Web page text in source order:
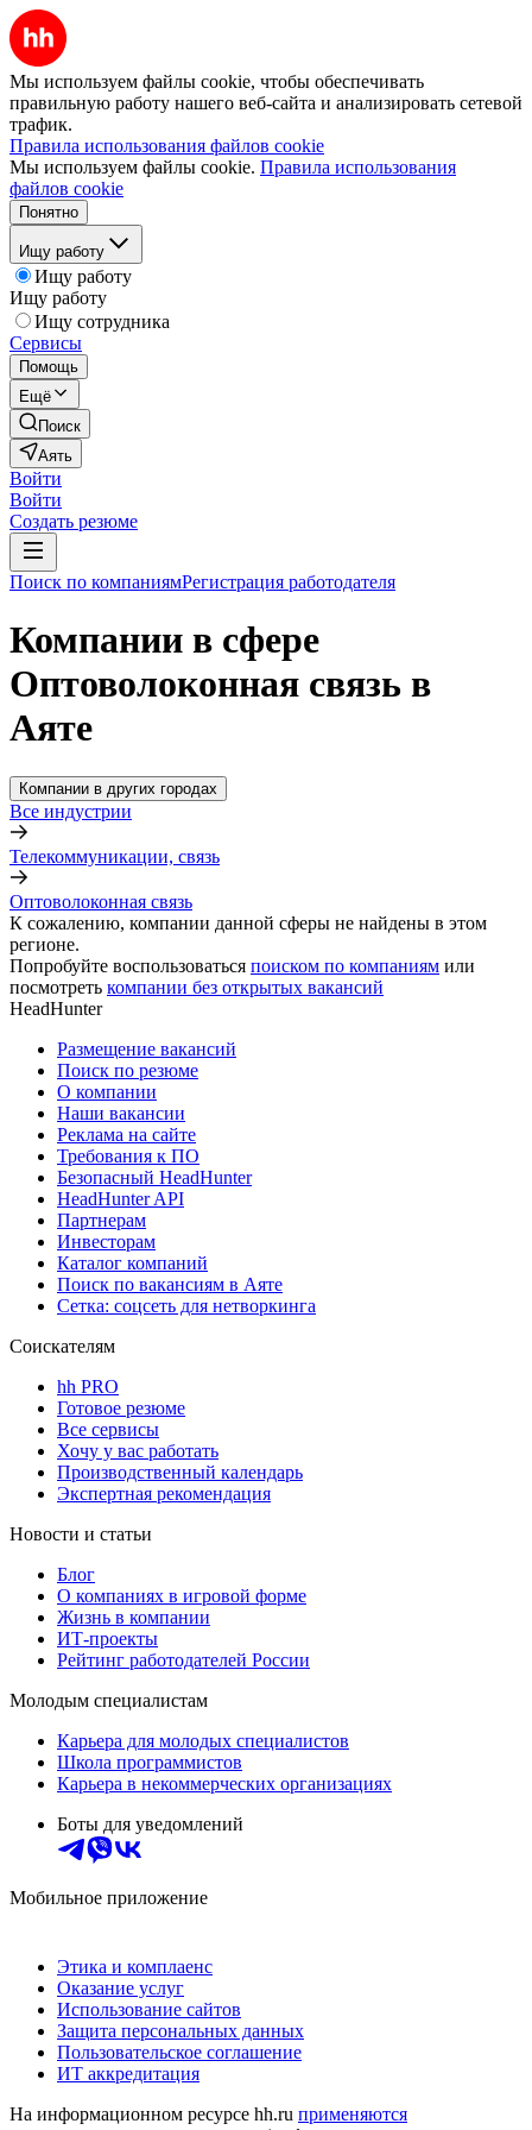
Мы используем файлы cookie, чтобы обеспечивать
правильную работу нашего веб-сайта и анализировать сетевой
трафик.
Правила использования файлов cookie
Мы используем файлы cookie. Правила использования
файлов cookie
Понятно
Ищу работу
Ищу работу
Ищу работу
Ищу сотрудника
Сервисы
Помощь
Ещё
Поиск
Аять
Войти
Войти
Создать резюме
Поиск по компаниямРегистрация работодателя
Компании в сфере
Оптоволоконная связь в
Аяте
Компании в других городах
Все индустрии
Телекоммуникации, связь
Оптоволоконная связь
К сожалению, компании данной сферы не найдены в этом
регионе.
Попробуйте воспользоваться поиском по компаниям или
посмотреть компании без открытых вакансий
HeadHunter
Размещение вакансий
Поиск по резюме
О компании
Наши вакансии
Реклама на сайте
Требования к ПО
Безопасный HeadHunter
HeadHunter API
Партнерам
Инвесторам
Каталог компаний
Поиск по вакансиям в Аяте
Сетка: соцсеть для нетворкинга
Соискателям
hh PRO
Готовое резюме
Все сервисы
Хочу у вас работать
Производственный календарь
Экспертная рекомендация
Новости и статьи
Блог
О компаниях в игровой форме
Жизнь в компании
ИТ-проекты
Рейтинг работодателей России
Молодым специалистам
Карьера для молодых специалистов
Школа программистов
Карьера в некоммерческих организациях
Боты для уведомлений
Мобильное приложение
Этика и комплаенс
Оказание услуг
Использование сайтов
Защита персональных данных
Пользовательское соглашение
ИТ аккредитация
На информационном ресурсе hh.ru применяются